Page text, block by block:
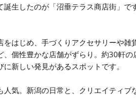
生したのが「沼垂テラス商店街」で
はじめ、手づくりアクセサリーや雑
個性豊かな店舗がずらり。約30軒
新しい発見があるスポットです。
気。新潟の日常と、クリエイティブ